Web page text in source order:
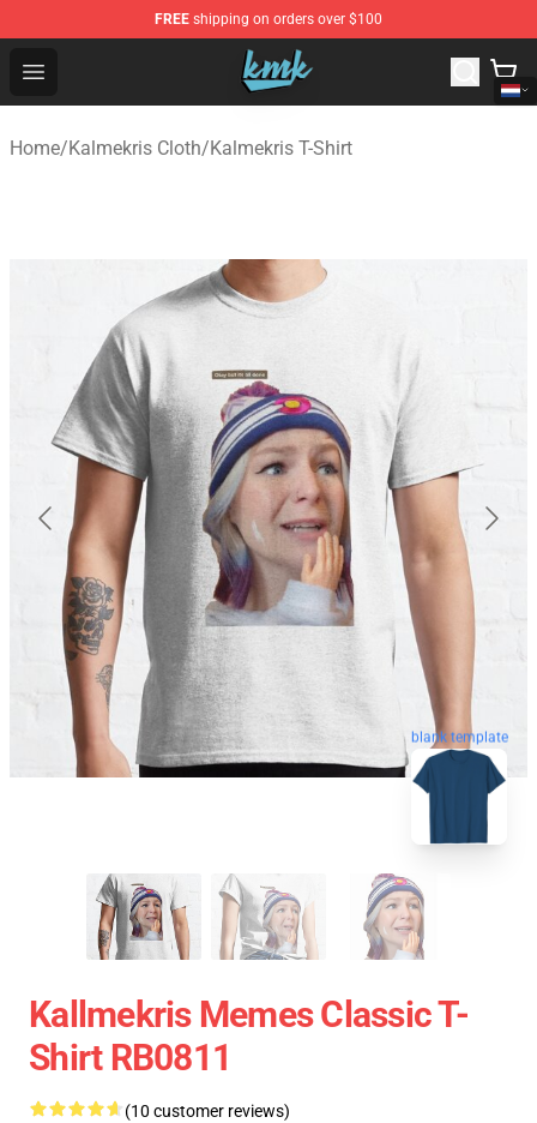
FREE shipping on orders over $100
Open menu
KallMeKris Store - Official KallMeKris Merchandise Shop
Home/Kalmekris Cloth/Kalmekris T-Shirt
blank template
Kallmekris Memes Classic T-
Shirt RB0811
(10 customer reviews)